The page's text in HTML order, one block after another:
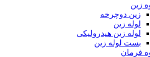
زین
زین دوچرخه
لوله زین
لوله زین هیدرولیکی
بست لوله زین
فرمان